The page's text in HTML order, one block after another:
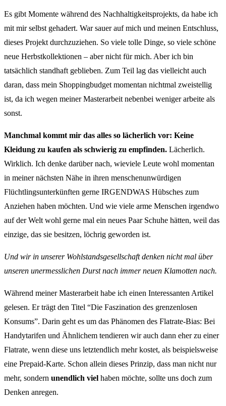
Es gibt Momente während des Nachhaltigkeitsprojekts, da habe ich
mit mir selbst gehadert. War sauer auf mich und meinen Entschluss,
dieses Projekt durchzuziehen. So viele tolle Dinge, so viele schöne
neue Herbstkollektionen – aber nicht für mich. Aber ich bin
tatsächlich standhaft geblieben. Zum Teil lag das vielleicht auch
daran, dass mein Shoppingbudget momentan nichtmal zweistellig
ist, da ich wegen meiner Masterarbeit nebenbei weniger arbeite als
sonst.
Manchmal kommt mir das alles so lächerlich vor: Keine
Kleidung zu kaufen als schwierig zu empfinden. Lächerlich.
Wirklich. Ich denke darüber nach, wieviele Leute wohl momentan
in meiner nächsten Nähe in ihren menschenunwürdigen
Flüchtlingsunterkünften gerne IRGENDWAS Hübsches zum
Anziehen haben möchten. Und wie viele arme Menschen irgendwo
auf der Welt wohl gerne mal ein neues Paar Schuhe hätten, weil das
einzige, das sie besitzen, löchrig geworden ist.
Und wir in unserer Wohlstandsgesellschaft denken nicht mal über
unseren unermesslichen Durst nach immer neuen Klamotten nach.
Während meiner Masterarbeit habe ich einen Interessanten Artikel
gelesen. Er trägt den Titel “Die Faszination des grenzenlosen
Konsums”. Darin geht es um das Phänomen des Flatrate-Bias: Bei
Handytarifen und Ähnlichem tendieren wir auch dann eher zu einer
Flatrate, wenn diese uns letztendlich mehr kostet, als beispielsweise
eine Prepaid-Karte. Schon allein dieses Prinzip, dass man nicht nur
mehr, sondern unendlich viel haben möchte, sollte uns doch zum
Denken anregen.